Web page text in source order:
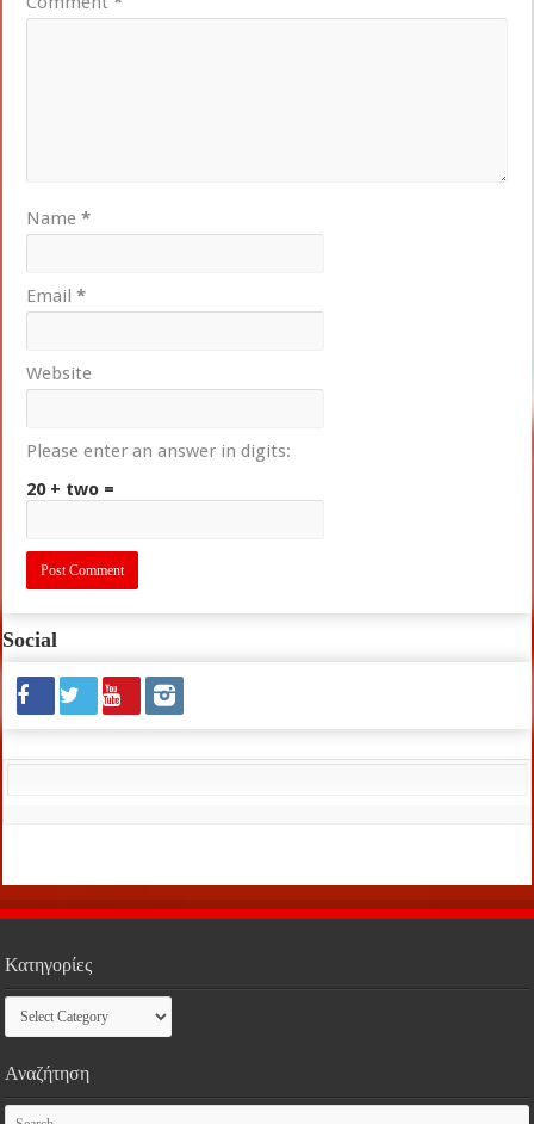
Name*
Email*
Website
Please enter an answer in digits:
20 + two =
Social
Κατηγορίες
Κατηγορίες
Αναζήτηση